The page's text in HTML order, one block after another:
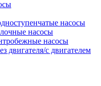
насосы
насосы
насосы
двигателя/с двигателем